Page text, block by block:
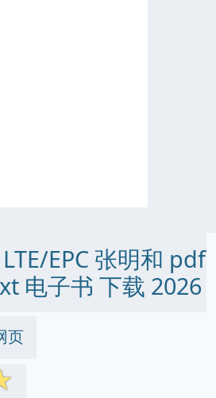
EPC 张明和 pdf
电子书 下载 2026
页